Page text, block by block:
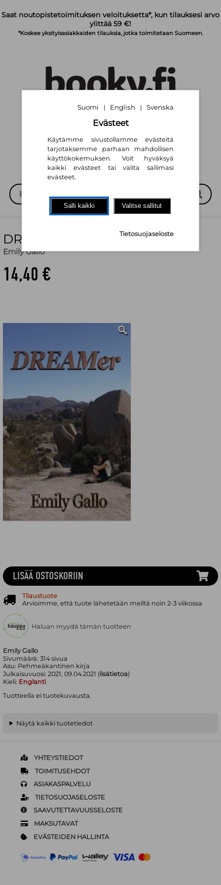
Saat noutopistetoimituksen veloituksetta*, kun tilauksesi arvo
ylittää 59 €!
*Koskee yksityisasiakkaiden tilauksia, jotka toimitetaan Suomeen.
English |
DREAMer
Emily Gallo
14,40 €
Emily Gallo
Sivumäärä:314sivua
Asu: Pehmeäkantinen kirja
Julkaisuvuosi:2021, 09.04.2021 ( lisätietoa)
Kieli: Englanti
Tuotteella ei tuotekuvausta.
LISÄÄ OSTOSKORIIN
Tilaustuote
Arvioimme, että tuote lähetetään meiltä noin 2-3 viikossa
Haluan myydä tämän tuotteen
Näytä kaikki tuotetiedot
YHTEYSTIEDOT
TOIMITUSEHDOT
ASIAKASPALVELU
TIETOSUOJASELOSTE
SAAVUTETTAVUUSSELOSTE
MAKSUTAVAT
EVÄSTEIDEN HALLINTA
Suomi | English | Svenska
Evästeet
Käytämme sivustollamme evästeitä
tarjotaksemme parhaan mahdollisen
käyttökokemuksen. Voit hyväksyä
kaikki evästeet tai valita sallimasi
evästeet.
Salli kaikki Valitse sallitut
Tietosuojaseloste